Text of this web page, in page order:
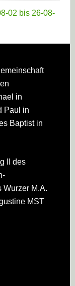
02 bis 26-08-
in
Paul in
Baptist in
II des
Wurzer M.A.
MST